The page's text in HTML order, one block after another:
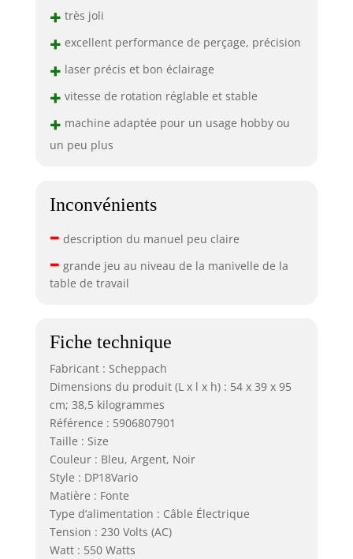
+ très joli
+ excellent performance de perçage, précision
+ laser précis et bon éclairage
+ vitesse de rotation réglable et stable
+ machine adaptée pour un usage hobby ou
un peu plus
Inconvénients
– description du manuel peu claire
– grande jeu au niveau de la manivelle de la
table de travail
Fiche technique
Fabricant : Scheppach
Dimensions du produit (L x l x h) : 54 x 39 x 95
cm; 38,5 kilogrammes
Référence : 5906807901
Taille : Size
Couleur : Bleu, Argent, Noir
Style : DP18Vario
Matière : Fonte
Type d’alimentation : Câble Électrique
Tension : 230 Volts (AC)
Watt : 550 Watts